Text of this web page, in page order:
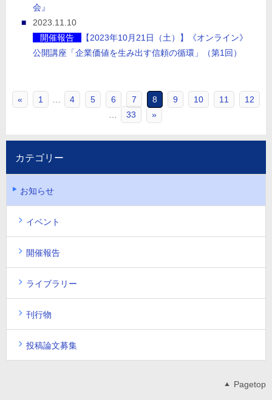
会』
2023.11.10
開催報告
【2023年10月21日（土）】《オンライン》
公開講座「企業価値を生み出す信頼の循環」（第1回）
« 1 4 5 6 7 8 9 10 11
12
33 »
カテゴリー
お知らせ
イベント
開催報告
ライブラリー
刊行物
投稿論文募集
Pagetop